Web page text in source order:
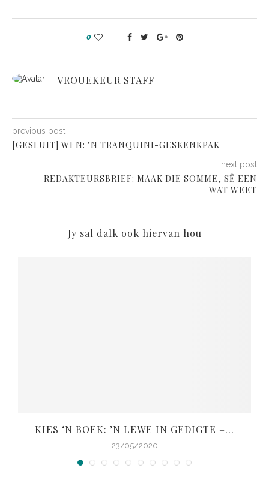
0
VROUEKEUR STAFF
previous post
[GESLUIT] WEN: ’N TRANQUINI-GESKENKPAK
next post
REDAKTEURSBRIEF: MAAK DIE SOMME, SÊ EEN
WAT WEET
Jy sal dalk ook hiervan hou
KIES ‘N BOEK: ’N LEWE IN GEDIGTE –...
23/05/2020